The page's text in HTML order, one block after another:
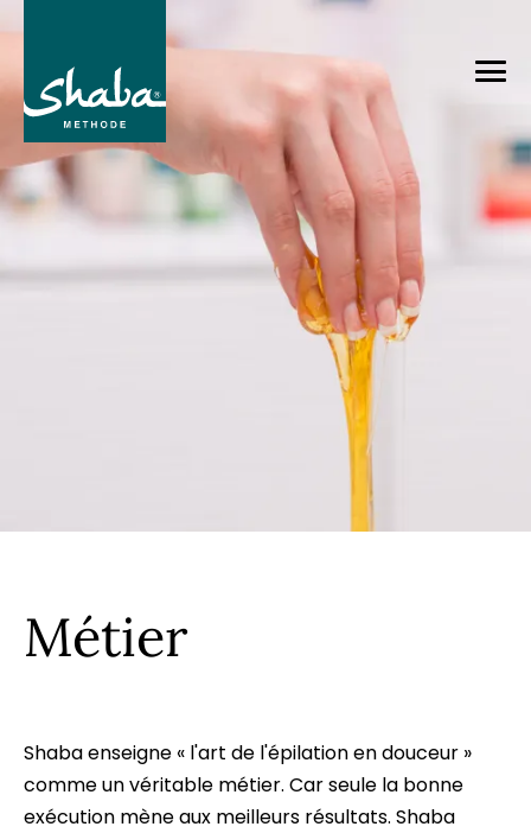
Métier
Shabaenseigne « l'art de l'épilation en douceur »
comme un véritable métier. Car seule la bonne
exécution mène aux meilleurs résultats. Shaba